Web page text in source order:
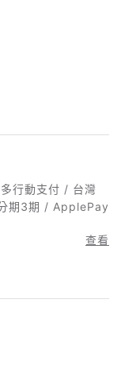
行動支付 / 台灣
期3期 / ApplePay
查看